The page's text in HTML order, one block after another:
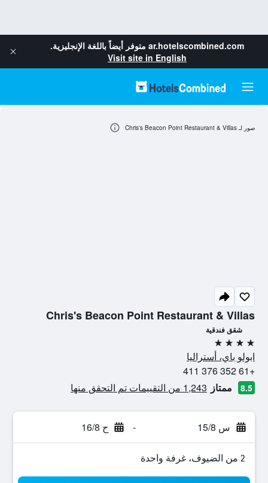
ar.hotelscombined.com متوفر أيضاً باللغة الإنجليزية.
Visit site in English
Chris's Beacon Point Restaurant & Villas
شقق فندقية
4 نجوم
ابولو باي، أستراليا
+61 352 376 411
8.5 ممتاز 1,243 من التقييمات تم التحقق منها
س 15/8 - ح 16/8
2 من الضيوف، غرفة واحدة
صور لـ Chris's Beacon Point Restaurant & Villas